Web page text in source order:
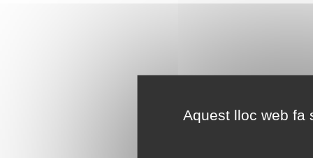
Aquest lloc web fa